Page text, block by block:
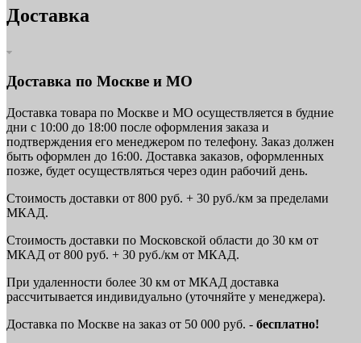
Доставка
Доставка по Москве и МО
Доставка товара по Москве и МО осуществляется в будние
дни с 10:00 до 18:00 после оформления заказа и
подтверждения его менеджером по телефону. Заказ должен
быть оформлен до 16:00. Доставка заказов, оформленных
позже, будет осуществляться через один рабочий день.
Стоимость доставки от 800 руб. + 30 руб./км за пределами
МКАД.
Стоимость доставки по Московской области до 30 км от
МКАД от 800 руб. + 30 руб./км от МКАД.
При удаленности более 30 км от МКАД доставка
рассчитывается индивидуально (уточняйте у менеджера).
Доставка по Москве на заказ от 50 000 руб. - бесплатно!